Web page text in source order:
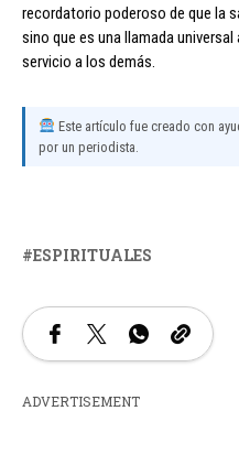
recordatorio poderoso de que la
sino que es una llamada
servicio a los demás.
Este artículo fue creado con
por un periodista.
ESPIRITUALES
ADVERTISEMENT